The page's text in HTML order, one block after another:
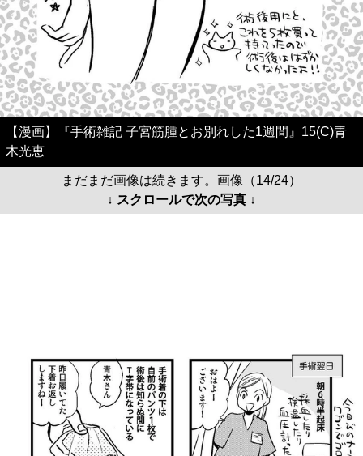
【漫画】『手術雑記 子宮筋腫とお別れした1週間』15(C)青
木光恵
まだまだ画像は続きます。画像（14/24）
↓ スクロールで次の写真 ↓